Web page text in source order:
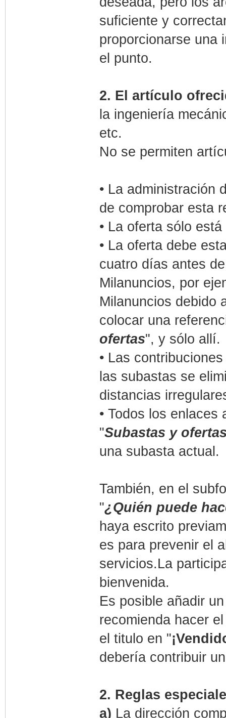
suficiente y
proporcionarse una
el punto.
2. El artículo
la ingeniería
etc.
No se permiten
• La administración
de comprobar esta
• La oferta sólo
• La oferta debe
cuatro días antes
Milanuncios, por
Milanuncios debido
colocar una
ofertas", y sólo allí.
• Las
las subastas se
distancias
• Todos los
"Subastas y
una subasta actual.
También, en el
"¿Quién puede
haya escrito
es para prevenir el
servicios.La
bienvenida.
Es posible añadir
recomienda hacer
el titulo en "
debería contribuir
2. Reglas
a) La dirección